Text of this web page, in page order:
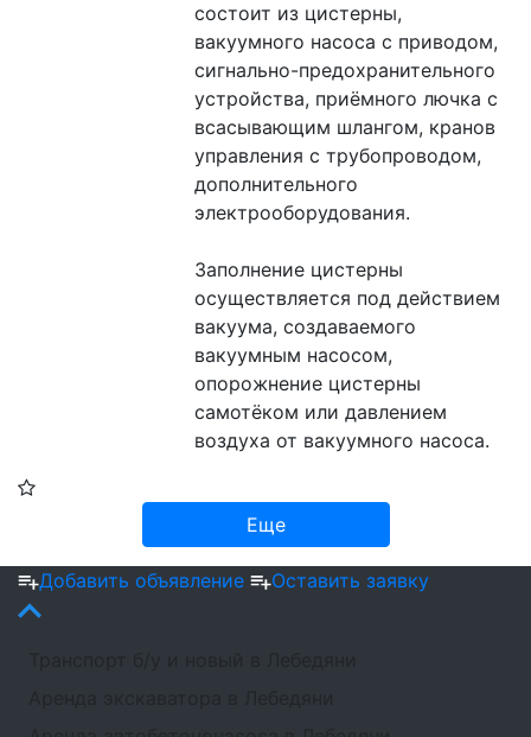
состоит из цистерны,
вакуумного насоса с приводом,
сигнально-предохранительного
устройства, приёмного лючка с
всасывающим шлангом, кранов
управления с трубопроводом,
дополнительного
электрооборудования.
Заполнение цистерны
осуществляется под действием
вакуума, создаваемого
вакуумным насосом,
опорожнение цистерны
самотёком или давлением
воздуха от вакуумного насоса.
Еще
Добавить объявление Оставить заявку